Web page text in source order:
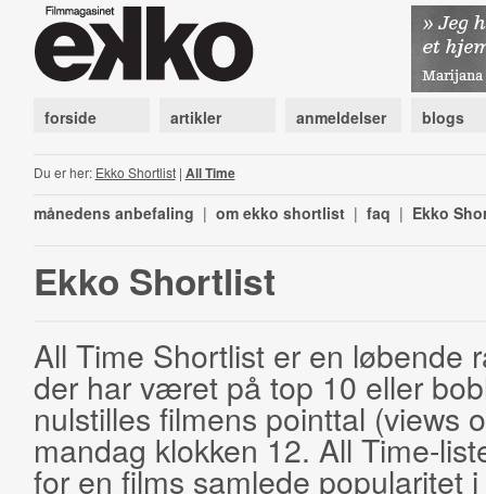
forside artikler anmeldelser blogs
Du er her: Ekko Shortlist| All Time
månedens anbefaling | om ekko shortlist | faq | Ekko
Ekko Shortlist
All Time Shortlist er en løbende
der har været på top 10 eller
nulstilles filmens pointtal (views
mandag klokken 12. All Time-
for en films samlede popularitet